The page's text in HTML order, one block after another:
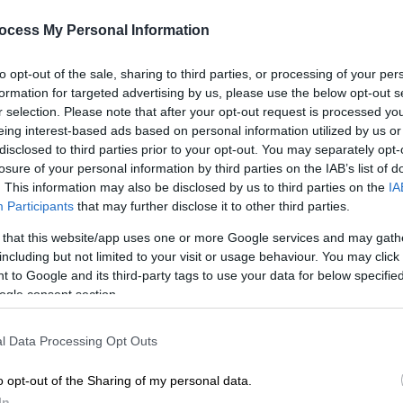
My Personal Information
opt-out of the sale, sharing to third parties, or processing of your
for targeted advertising by us, please use the below opt-out
selection. Please note that after your opt-out request is processed
interest-based ads based on personal information utilized by us
to third parties prior to your opt-out. You may separately
of your personal information by third parties on the IAB’s list of
This information may also be disclosed by us to third parties on the
Participants that may further disclose it to other third parties.
that this website/app uses one or more Google services and may
but not limited to your visit or usage behaviour. You may
to Google and its third-party tags to use your data for below
consent section.
Data Processing Opt Outs
opt-out of the Sharing of my personal data.
το ΕΘΝΟΣ στη Google
ότιπερισσότεροι από 250.000
της Γάζας
μετά τηνεντατικοποίηση των
στρατιωτικών επιχειρήσεων